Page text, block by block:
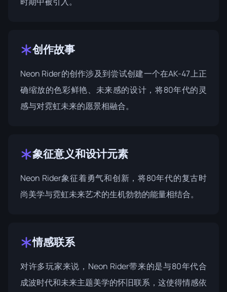
创作故事
Neon Rider的创作涉及到尝试创建一个在AK-47上正
确缩放的色彩鲜艳、未来感的设计，将80年代的灵
感与对霓虹未来的愿景相融合。
象征意义和设计元素
Neon Rider象征着勇气和创新，将80年代的复古时
尚美学与霓虹未来艺术的生机勃勃的能量相结合。
情感联系
对许多玩家来说，Neon Rider带来的是与80年代合
成波时代和未来主题美学的怀旧联系，这使得情感依